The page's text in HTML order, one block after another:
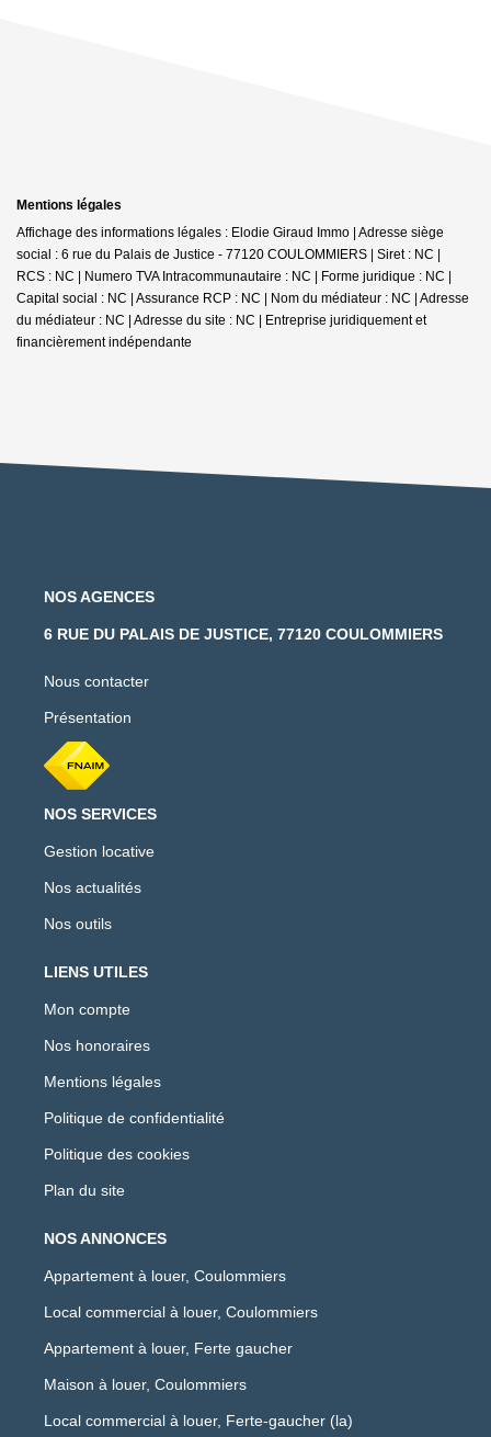
Mentions légales
Affichage des informations légales : Elodie Giraud Immo | Adresse siège
social : 6 rue du Palais de Justice - 77120 COULOMMIERS | Siret : NC |
RCS : NC | Numero TVA Intracommunautaire : NC | Forme juridique : NC |
Capital social : NC | Assurance RCP : NC | Nom du médiateur : NC | Adresse
du médiateur : NC | Adresse du site : NC |
Entreprise juridiquement et
financièrement indépendante
NOS AGENCES
6 RUE DU PALAIS DE JUSTICE, 77120 COULOMMIERS
Nous contacter
Présentation
NOS SERVICES
Gestion locative
Nos actualités
Nos outils
LIENS UTILES
Mon compte
Nos honoraires
Mentions légales
Politique de confidentialité
Politique des cookies
Plan du site
NOS ANNONCES
Appartement à louer, Coulommiers
Local commercial à louer, Coulommiers
Appartement à louer, Ferte gaucher
Maison à louer, Coulommiers
Local commercial à louer, Ferte-gaucher (la)